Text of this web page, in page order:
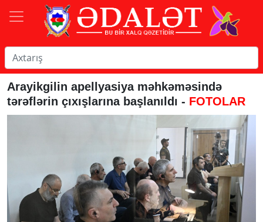
Arayikgilin apellyasiya məhkəməsində
tərəflərin çıxışlarına başlanıldı - FOTOLAR